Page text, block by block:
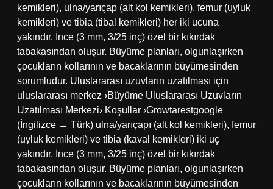
kemikleri), ulna/yarıçap (alt kol kemikleri), femur (uyluk
kemikleri) ve tibia (tibal kemikleri) her iki ucuna
yakındır. İnce (3 mm, 3/25 inç) özel bir kıkırdak
tabakasından oluşur. Büyüme planları, olgunlaşırken
çocukların kollarının ve bacaklarının büyümesinden
sorumludur. Uluslararası uzuvların uzatılması için
uluslararası merkez ›Büyüme Uluslararası Uzuvların
Uzatılması Merkezi› Koşullar ›Growtarestgoogle
(İngilizce → Türk) ulna/yarıçapı (alt kol kemikleri), femur
(uyluk kemikleri) ve tibia (kaval kemikleri) iki uç
yakındır. İnce (3 mm, 3/25 inç) özel bir kıkırdak
tabakasından oluşur. Büyüme planları, olgunlaşırken
çocukların kollarının ve bacaklarının büyümesinden